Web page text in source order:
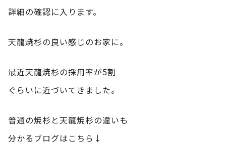
詳細の確認に入ります。
天龍焼杉の良い感じのお家に。
最近天龍焼杉の採用率が5割
ぐらいに近づいてきました。
普通の焼杉と天龍焼杉の違いも
分かるブログはこちら↓